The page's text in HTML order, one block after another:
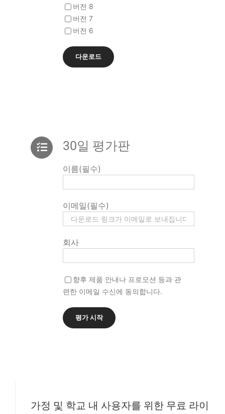
버전 8
버전 7
버전 6
30일 평가판
이름(필수)
이메일(필수)
회사
향후 제품 안내나 프로모션 등과 관
련한 이메일 수신에 동의합니다.
가정 및 학교 내 사용자를 위한 무료 라이